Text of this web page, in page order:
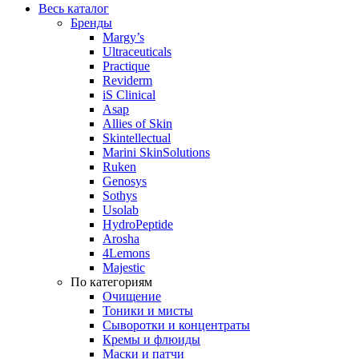
Весь каталог
Бренды
Margy’s
Ultraceuticals
Practique
Reviderm
iS Clinical
Asap
Allies of Skin
Skintellectual
Marini SkinSolutions
Ruken
Genosys
Sothys
Usolab
HydroPeptide
Arosha
4Lemons
Majestic
По категориям
Очищение
Тоники и мисты
Сыворотки и концентраты
Кремы и флюиды
Маски и патчи